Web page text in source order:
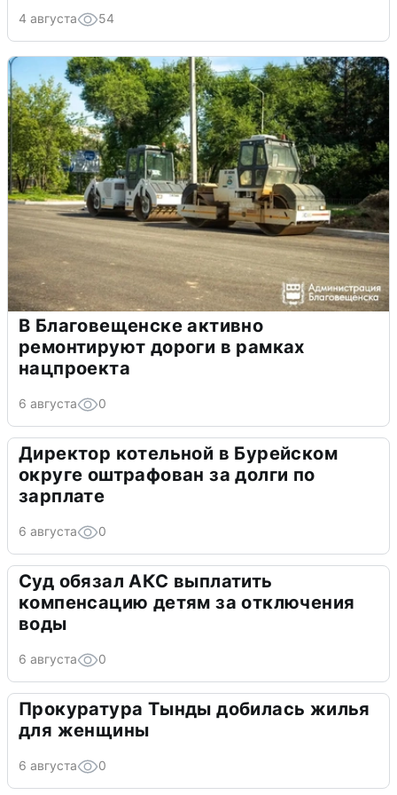
4 августа 54
В Благовещенске активно
ремонтируют дороги в рамках
нацпроекта
6 августа 0
Директор котельной в Бурейском
округе оштрафован за долги по
зарплате
6 августа 0
Суд обязал АКС выплатить
компенсацию детям за отключения
воды
6 августа 0
Прокуратура Тынды добилась жилья
для женщины
6 августа 0